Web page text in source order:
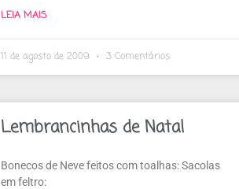
LEIA MAIS
11 de agosto de 2009 3 Comentários
Lembrancinhas de Natal
Bonecos de Neve feitos com toalhas: Sacolas
em feltro: